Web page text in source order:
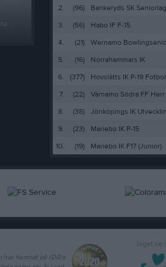
2.
(96)
Bankeryds SK
3.
(56)
Habo IF F-15
4.
(21)
Wernamo
5.
(16)
Norrahammars IK
6.
(377)
Hovslätts IK P-19
7.
(22)
Värnamo Södra FF Herr
8.
(38)
Jönköpings IK
9.
(23)
Mariebo IK P-15
10.
(19) Mariebo IK F17 (Junior)
laget.se
har hamnat på IDG:s